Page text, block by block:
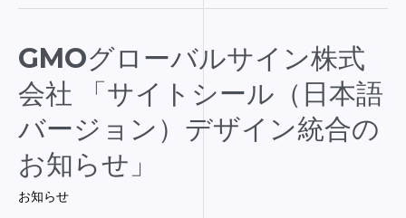
GMOグローバルサイン株式
会社 「サイトシール（日本語
バージョン）デザイン統合の
お知らせ」
お知らせ
GMO
グ
ロ
バ
ル
イ